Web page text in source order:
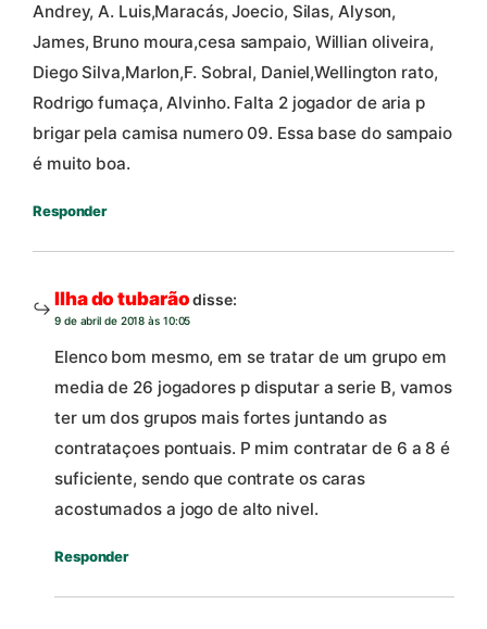
Andrey, A. Luis,Maracás, Joecio, Silas, Alyson,
James, Bruno moura,cesa sampaio, Willian oliveira,
Diego Silva,Marlon,F. Sobral, Daniel,Wellington rato,
Rodrigo fumaça, Alvinho. Falta 2 jogador de aria p
brigar pela camisa numero 09. Essa base do sampaio
é muito boa.
Responder
Ilha do tubarão disse:
9 de abril de 2018 às 10:05
Elenco bom mesmo, em se tratar de um grupo em
media de 26 jogadores p disputar a serie B, vamos
ter um dos grupos mais fortes juntando as
contrataçoes pontuais. P mim contratar de 6 a 8 é
suficiente, sendo que contrate os caras
acostumados a jogo de alto nivel.
Responder